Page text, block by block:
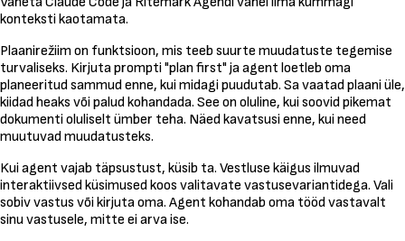
konteksti kaotamata.
Plaanirežiim on funktsioon, mis teeb suurte muudatuste tegemise
turvaliseks. Kirjuta prompti "plan first" ja agent loetleb oma
planeeritud sammud enne, kui midagi puudutab. Sa vaatad plaani üle,
kiidad heaks või palud kohandada. See on oluline, kui soovid pikemat
dokumenti oluliselt ümber teha. Näed kavatsusi enne, kui need
muutuvad muudatusteks.
Kui agent vajab täpsustust, küsib ta. Vestluse käigus ilmuvad
interaktiivsed küsimused koos valitavate vastusevariantidega. Vali
sobiv vastus või kirjuta oma. Agent kohandab oma tööd vastavalt
sinu vastusele, mitte ei arva ise.